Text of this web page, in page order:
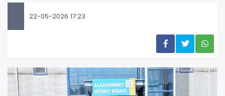
22-05-2026 17:23